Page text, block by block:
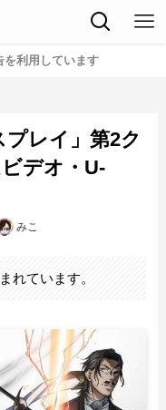
を利用しています
プレイ」第2ク
デオ・U-
みこ
れています。